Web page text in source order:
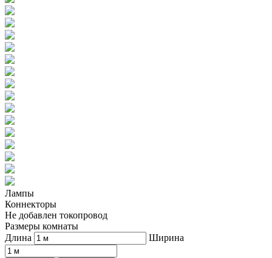
Лампы
Коннекторы
Не добавлен токопровод
Размеры комнаты
Длина
Ширина